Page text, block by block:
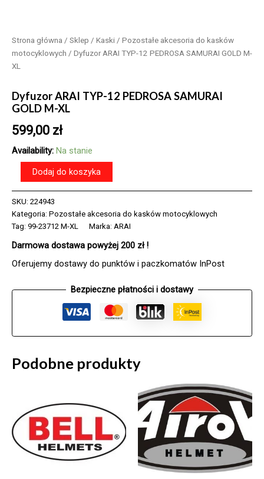
Strona główna / Sklep / Kaski / Pozostałe akcesoria do kasków
motocyklowych / Dyfuzor ARAI TYP-12 PEDROSA SAMURAI GOLD M-
XL
Dyfuzor ARAI TYP-12 PEDROSA SAMURAI
GOLD M-XL
599,00 zł
Availability: Na stanie
ARAI
TYP-
12
PEDROSA
GOLD
M-
Dodaj do koszyka
SKU: 224943
Kategoria: Pozostałe akcesoria do kasków motocyklowych
Tag: 99-23712 M-XL Marka: ARAI
Darmowa dostawa powyżej 200 zł !
Oferujemy dostawy do punktów i paczkomatów InPost
Bezpieczne płatności i dostawy
Podobne produkty